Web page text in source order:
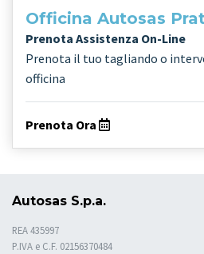
Officina Autosas
Prenota Assistenza On-Line
Prenota il tuo tagliando o
officina
Prenota Ora
Autosas S.p.a.
REA 435997
P.IVA e C.F. 02156370484